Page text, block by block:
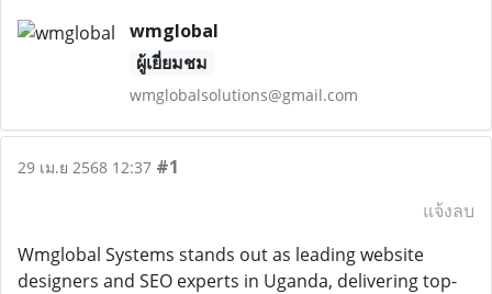
wmglobal
ผู้เยี่ยมชม
wmglobalsolutions@gmail.com
29 เม.ย 2568 12:37 #1
แจ้งลบ
Wmglobal Systems stands out as leading website
designers and SEO experts in Uganda, delivering top-